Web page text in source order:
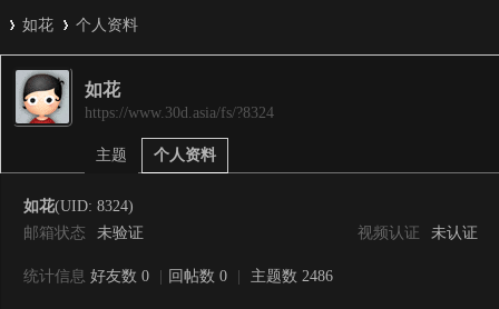
如花
›
个人资料
如花
https://www.30d.asia/fs/?8324
主题 个人资料
如花(UID: 8324)
邮箱状态
未验证 视频认证 未认证
统计信息 好友数 0 回帖数 0 主题数 2486